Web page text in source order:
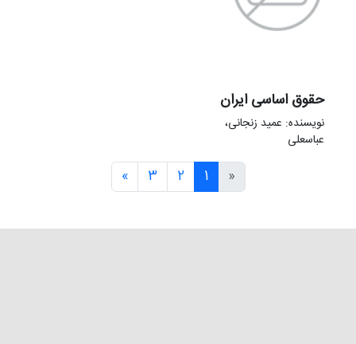
حقوق اساسی ایران
نویسنده: عمید زنجانی،
عباسعلی
«
1
2
3
»